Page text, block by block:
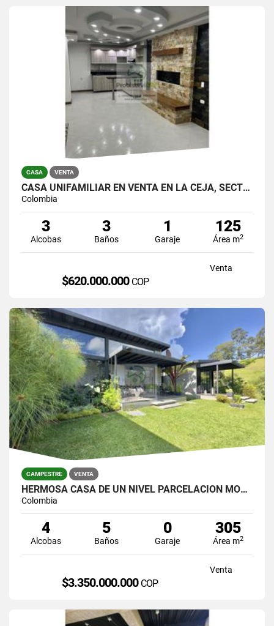
CASA VENTA
CASA UNIFAMILIAR EN VENTA EN LA CEJA, SECTOR COTIZADO.
Colombia
3
Alcobas
3
Baños
1
Garaje
125
Área m2
Venta
$620.000.000 COP
CAMPESTRE VENTA
HERMOSA CASA DE UN NIVEL PARCELACIÓN MONTESERENO DEL RETIRO
Colombia
4
Alcobas
5
Baños
0
Garaje
305
Área m2
Venta
$3.350.000.000 COP